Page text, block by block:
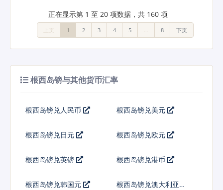
正在显示第 1 至 20 项数据，共 160 项
上页 1 2 3 4 5 … 8 下页
根西岛镑与其他货币汇率
根西岛镑兑人民币 根西岛镑兑美元
根西岛镑兑日元 根西岛镑兑欧元
根西岛镑兑英镑 根西岛镑兑港币
根西岛镑兑韩国元 根西岛镑兑澳大利亚元